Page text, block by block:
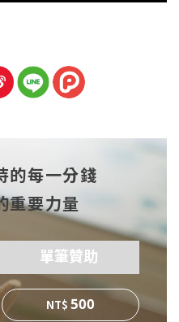
的每一分錢
重要力量
單筆贊助
500